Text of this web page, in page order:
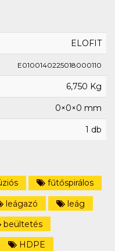
ELOFIT
E0100140225018000110
6,750 Kg
0×0×0 mm
1 db
fűtőspirálos
leágazó
leág
beültetés
HDPE